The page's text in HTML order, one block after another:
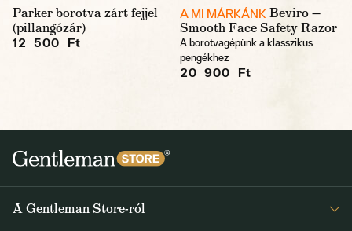
Parker borotva zárt fejjel
(pillangózár)
12 500 Ft
A MI MÁRKÁNK Beviro —
Smooth Face Safety Razor
A borotvagépünk a klasszikus
pengékhez
20 900 Ft
A Gentleman Store-ról